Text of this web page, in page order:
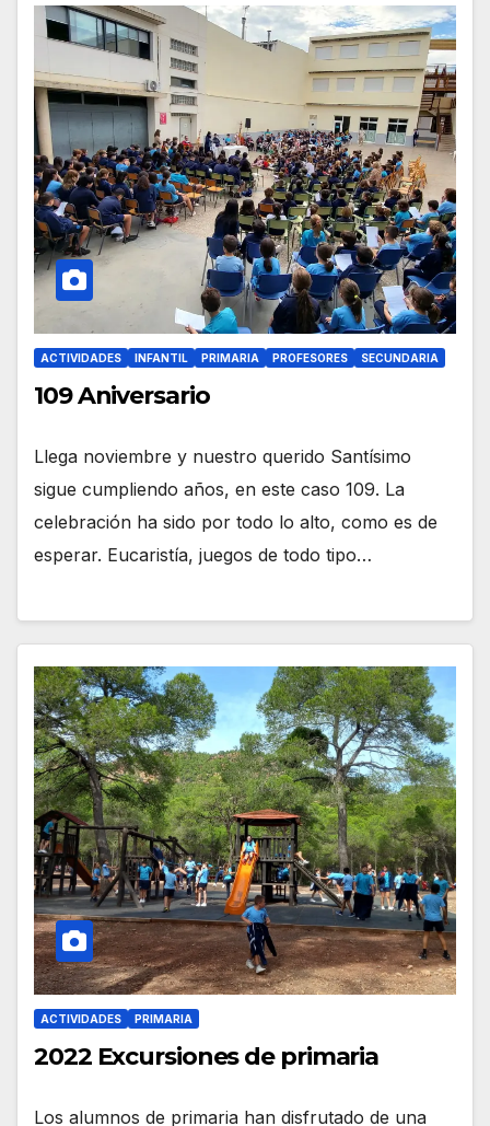
ACTIVIDADES INFANTIL PRIMARIA PROFESORES SECUNDARIA
109 Aniversario
Llega noviembre y nuestro querido Santísimo
sigue cumpliendo años, en este caso 109. La
celebración ha sido por todo lo alto, como es de
esperar. Eucaristía, juegos de todo tipo…
ACTIVIDADES PRIMARIA
2022 Excursiones de primaria
Los alumnos de primaria han disfrutado de una